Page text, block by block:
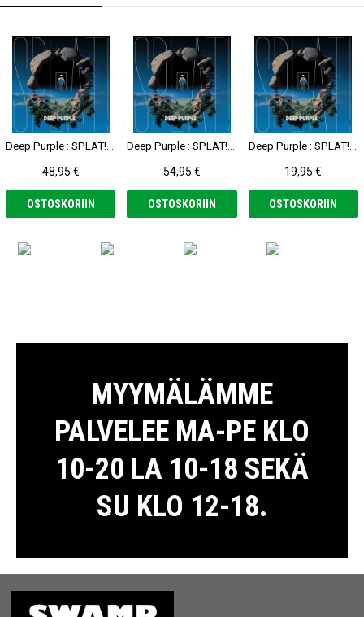
48,95 €
OSTOSKORIIN
54,95 €
OSTOSKORIIN
19,95 €
OSTOSKORIIN
MYYMÄLÄMME
PALVELEE MA-PE KLO
10-20 LA 10-18 SEKÄ
SU KLO 12-18.